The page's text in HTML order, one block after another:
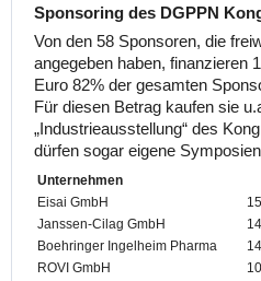
Sponsoring des DGPPN
Von den 58 Sponsoren, die
angegeben haben, finanzieren
Euro 82% der gesamten
Für diesen Betrag kaufen sie
„Industrieausstellung“ des
dürfen sogar eigene
Unternehmen
Eisai GmbH
Janssen-Cilag GmbH
Boehringer Ingelheim Pharma
ROVI GmbH